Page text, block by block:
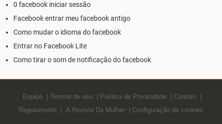
0 facebook iniciar sessão
Facebook entrar meu facebook antigo
Como mudar o idioma do facebook
Entrar no Facebook Lite
Como tirar o som de notificação do facebook
Equipe Termos de uso Política de Privacidade
Contato
Regulamento
A Revista Da Mulher Configuração de cookies